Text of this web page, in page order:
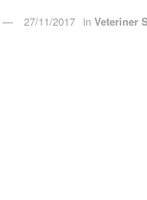
27/11/2017 in Veteriner